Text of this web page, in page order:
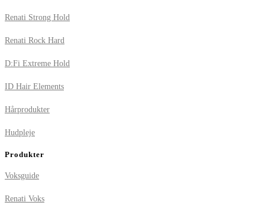
Renati Strong Hold
Renati Rock Hard
D:Fi Extreme Hold
ID Hair Elements
Hårprodukter
Hudpleje
Produkter
Voksguide
Renati Voks